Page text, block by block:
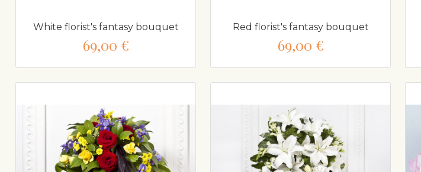
White florist's fantasy bouquet
69,00 €
Red florist's fantasy bouquet
69,00 €